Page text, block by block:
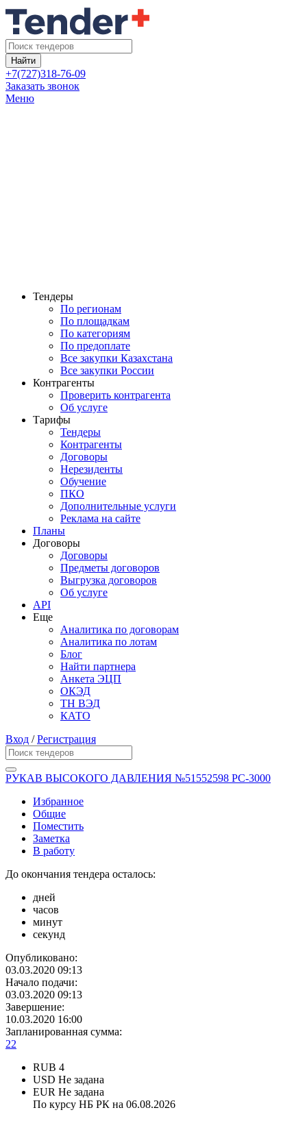
Найти
+7(727)318-76-09
Заказать звонок
Меню
Тендеры
По регионам
По площадкам
По категориям
По предоплате
Все закупки Казахстана
Все закупки России
Контрагенты
Проверить контрагента
Об услуге
Тарифы
Тендеры
Контрагенты
Договоры
Нерезиденты
Обучение
ПКО
Дополнительные услуги
Реклама на сайте
Планы
Договоры
Договоры
Предметы договоров
Выгрузка договоров
Об услуге
API
Еще
Аналитика по договорам
Аналитика по лотам
Блог
Найти партнера
Анкета ЭЦП
ОКЭД
ТН ВЭД
КАТО
Вход /Регистрация
РУКАВ ВЫСОКОГО ДАВЛЕНИЯ №51552598 РС-3000
Избранное
Общие
Поместить
Заметка
В работу
До окончания тендера осталось:
дней
часов
минут
секунд
Опубликовано:
03.03.2020 09:13
Начало подачи:
03.03.2020 09:13
Завершение:
10.03.2020 16:00
Запланированная сумма:
22
RUB 4
USD Не задана
EUR Не задана
По курсу НБ РК на 06.08.2026